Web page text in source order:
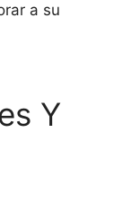
a su
Y